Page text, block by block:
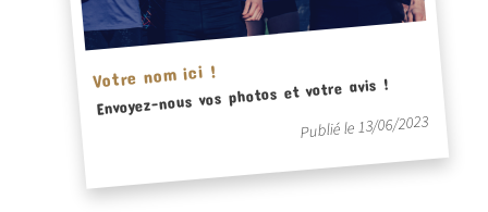
Votre nom ici !
Envoyez-nous vos photos et votre avis !
Publié le 13/06/2023